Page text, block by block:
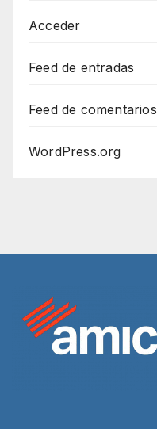
Acceder
Feed de entradas
Feed de comentarios
WordPress.org